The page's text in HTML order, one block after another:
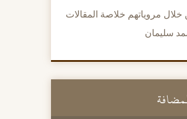
مروياتهم خلاصة المقالات
سليمان